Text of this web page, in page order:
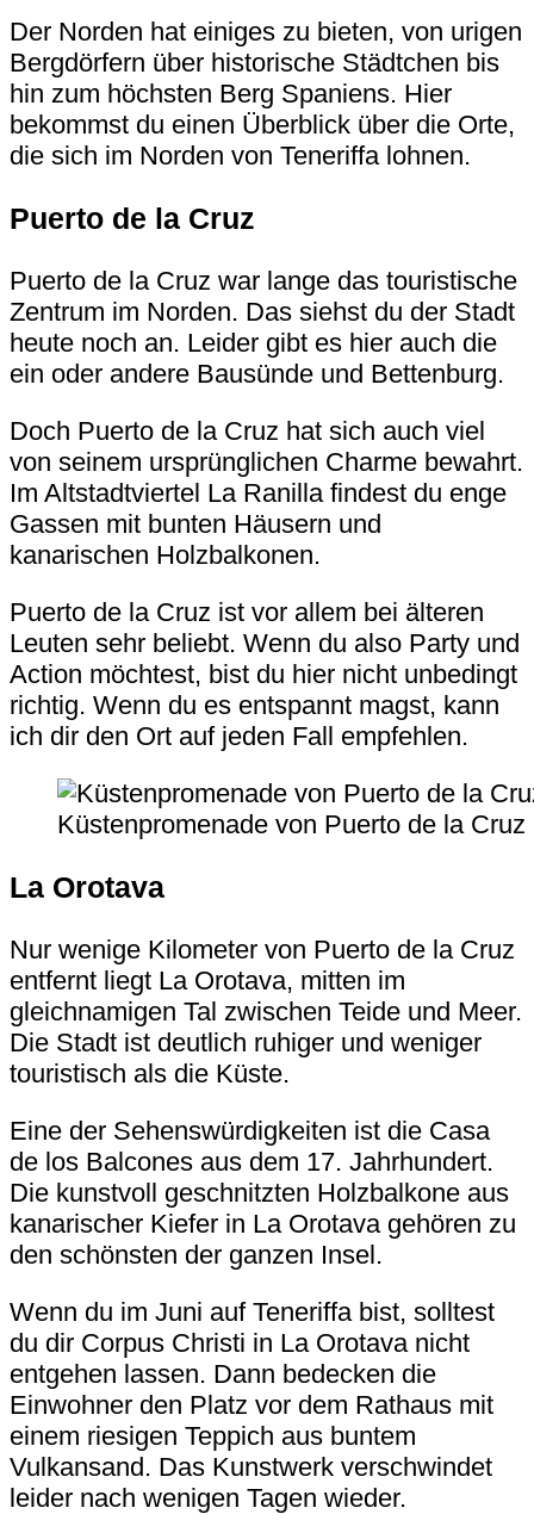
Der Norden hat einiges zu bieten, von urigen
Bergdörfern über historische Städtchen bis
hin zum höchsten Berg Spaniens. Hier
bekommst du einen Überblick über die Orte,
die sich im Norden von Teneriffa lohnen.
Puerto de la Cruz
Puerto de la Cruz war lange das touristische
Zentrum im Norden. Das siehst du der Stadt
heute noch an. Leider gibt es hier auch die
ein oder andere Bausünde und Bettenburg.
Doch Puerto de la Cruz hat sich auch viel
von seinem ursprünglichen Charme bewahrt.
Im Altstadtviertel La Ranilla findest du enge
Gassen mit bunten Häusern und
kanarischen Holzbalkonen.
Puerto de la Cruz ist vor allem bei älteren
Leuten sehr beliebt. Wenn du also Party und
Action möchtest, bist du hier nicht unbedingt
richtig. Wenn du es entspannt magst, kann
ich dir den Ort auf jeden Fall empfehlen.
Küstenpromenade von Puerto de la
La Orotava
Nur wenige Kilometer von Puerto de la Cruz
entfernt liegt La Orotava, mitten im
gleichnamigen Tal zwischen Teide und Meer.
Die Stadt ist deutlich ruhiger und weniger
touristisch als die Küste.
Eine der Sehenswürdigkeiten ist die Casa
de los Balcones aus dem 17. Jahrhundert.
Die kunstvoll geschnitzten Holzbalkone aus
kanarischer Kiefer in La Orotava gehören zu
den schönsten der ganzen Insel.
Wenn du im Juni auf Teneriffa bist, solltest
du dir Corpus Christi in La Orotava nicht
entgehen lassen. Dann bedecken die
Einwohner den Platz vor dem Rathaus mit
einem riesigen Teppich aus buntem
Vulkansand. Das Kunstwerk verschwindet
leider nach wenigen Tagen wieder.